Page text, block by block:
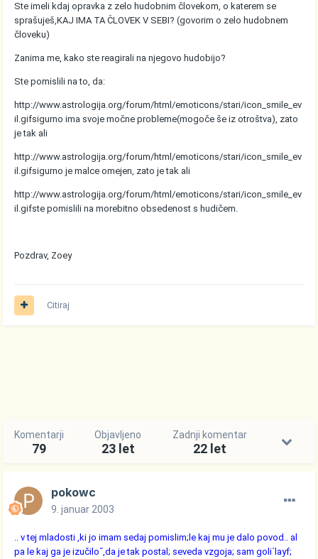
Ste imeli kdaj opravka z zelo hudobnim človekom, o katerem se
sprašuješ,KAJ IMA TA ČLOVEK V SEBI? (govorim o zelo hudobnem
človeku)
Zanima me, kako ste reagirali na njegovo hudobijo?
Ste pomislili na to, da:
http://www.astrologija.org/forum/html/emoticons/stari/icon_smile_ev
il.gifsigurno ima svoje močne probleme(mogoče še iz otroštva), zato
je tak ali
http://www.astrologija.org/forum/html/emoticons/stari/icon_smile_ev
il.gifsigurno je malce omejen, zato je tak ali
http://www.astrologija.org/forum/html/emoticons/stari/icon_smile_ev
il.gifste pomislili na morebitno obsedenost s hudičem.
Pozdrav, Zoey
Citiraj
Komentarji
79
Objavljeno
23 let
Zadnji komentar
22 let
pokowc
9. januar 2003
.. v tej mladosti ,ki jo imam sedaj pomislim;le kaj mu je dalo povod.. al
pa le kaj ga je izučilo˝,da je tak postal; seveda vzgoja; sam goli´layf;